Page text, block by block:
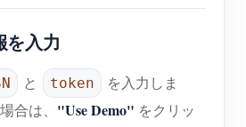
を入力
と token
を入力しま
合は、 "Use Demo" をクリッ